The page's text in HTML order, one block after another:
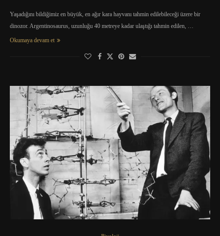
Yaşadığını bildiğimiz en büyük, en ağır kara hayvanı tahmin edilebileceği üzere bir
dinozor. Argentinosaurus, uzunluğu 40 metreye kadar ulaştığı tahmin edilen, …
Okumaya devam et